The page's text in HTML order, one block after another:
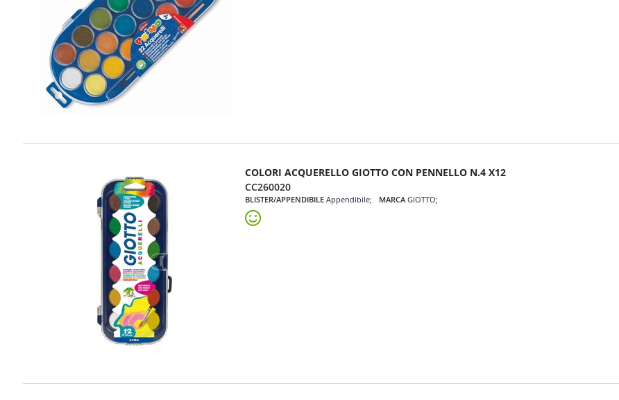
COLORI ACQUERELLO GIOTTO CON PENNELLO N.4 X12
CC260020
BLISTER/APPENDIBILE Appendibile MARCA GIOTTO